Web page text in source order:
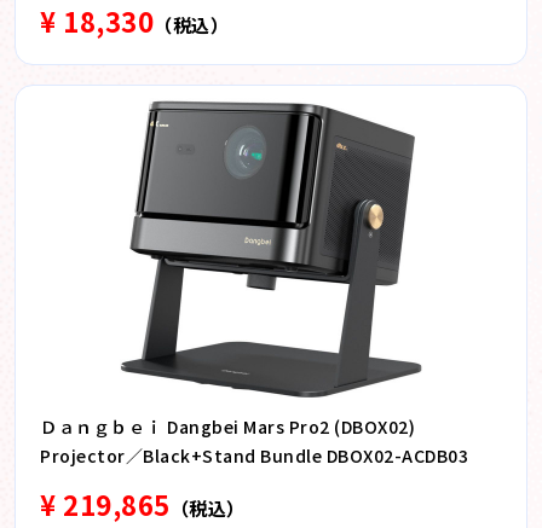
¥ 18,330 （税込）
Ｄａｎｇｂｅｉ Dangbei Mars Pro2 (DBOX02)
Projector／Black+Stand Bundle DBOX02-ACDB03
¥ 219,865 （税込）